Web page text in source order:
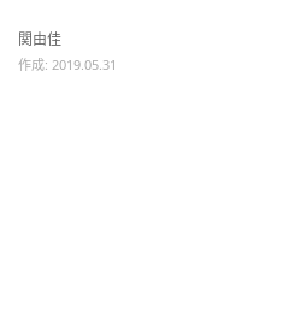
関由佳
作成: 2019.05.31